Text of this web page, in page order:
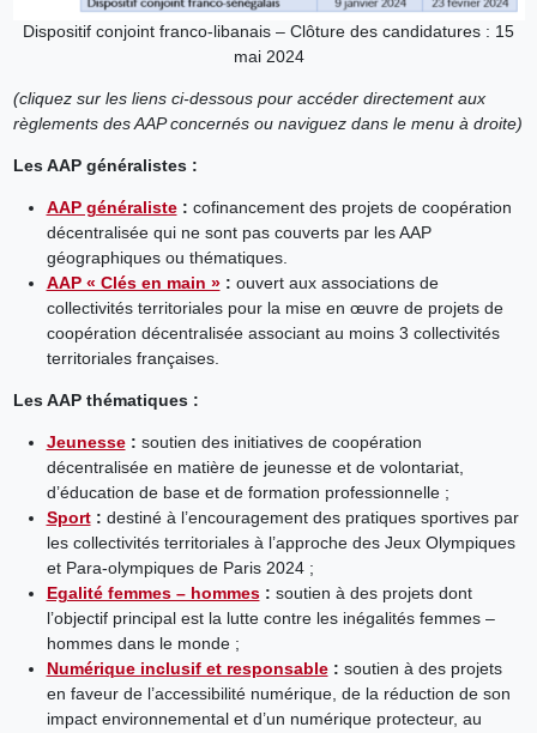
Dispositif conjoint franco-libanais – Clôture des candidatures : 15
mai 2024
(cliquez sur les liens ci-dessous pour accéder directement aux
règlements des AAP concernés ou naviguez dans le menu à droite)
Les AAP généralistes :
AAP généraliste: cofinancement des projets de coopération
décentralisée qui ne sont pas couverts par les AAP
géographiques ou thématiques.
AAP « Clés en main »: ouvert aux associations de
collectivités territoriales pour la mise en œuvre de projets de
coopération décentralisée associant au moins 3 collectivités
territoriales françaises.
Les AAP thématiques :
Jeunesse: soutien des initiatives de coopération
décentralisée en matière de jeunesse et de volontariat,
d’éducation de base et de formation professionnelle ;
Sport: destiné à l’encouragement des pratiques sportives par
les collectivités territoriales à l’approche des Jeux Olympiques
et Para-olympiques de Paris 2024 ;
Egalité femmes – hommes: soutien à des projets dont
l’objectif principal est la lutte contre les inégalités femmes –
hommes dans le monde ;
Numérique inclusif et responsable: soutien à des projets
en faveur de l’accessibilité numérique, de la réduction de son
impact environnemental et d’un numérique protecteur, au